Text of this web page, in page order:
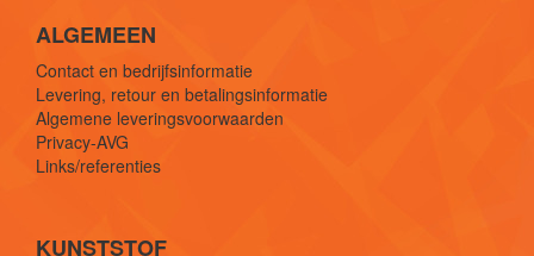
ALGEMEEN
Contact en bedrijfsinformatie
Levering, retour en betalingsinformatie
Algemene leveringsvoorwaarden
Privacy-AVG
Links/referenties
KUNSTSTOF